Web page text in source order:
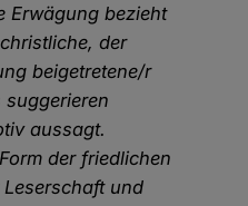
Erwägung bezieht
der
beigetretene/r
aussagt.
der friedlichen
und